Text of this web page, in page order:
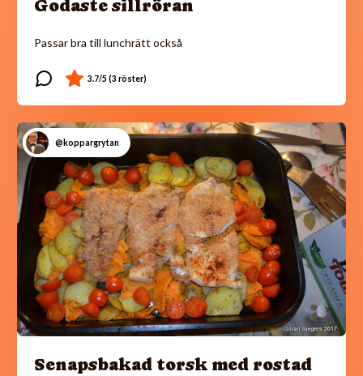
Godaste sillröran
Passar bra till lunchrätt också
@koppargrytan
Senapsbakad torsk med rostad